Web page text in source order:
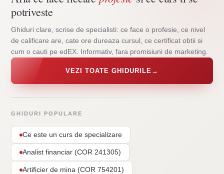
potriveste
Ghiduri clare, scrise de specialisti: ce face o profesie, ce nivel
de calificare are, cate ore dureaza cursul, ce certificat obtii si
cum o cauti pe edEX. Informativ, fara promisiuni de marketing.
VEZI TOATE GHIDURILE →
GHIDURI POPULARE
Ce este un curs de specializare
Analist financiar (COR 241305)
Artificier de mina (COR 754201)